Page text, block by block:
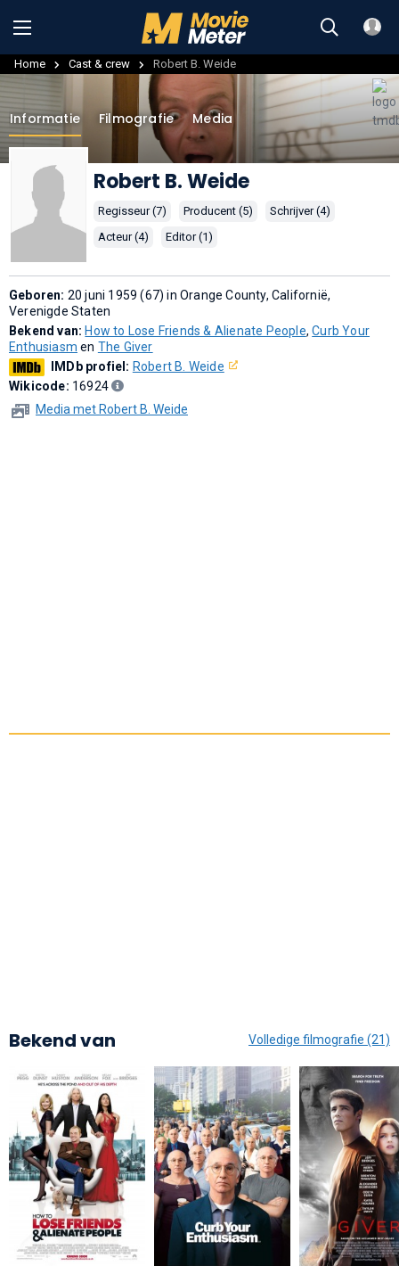
Home Cast & crew Robert B. Weide
Informatie Filmografie Media
Robert B. Weide
Regisseur (7) Producent (5)
Schrijver (4)
Acteur (4)
Editor (1)
Geboren: 20 juni 1959 (67) in Orange County, Californië,
Verenigde Staten
Bekend van: How to Lose Friends & Alienate People,Curb Your
Enthusiasm en The Giver
IMDb profiel: Robert B. Weide
Wikicode: 16924
Media met Robert B. Weide
Bekend van Volledige filmografie (21)